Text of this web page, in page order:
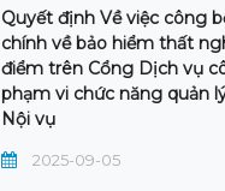
Quyết định Về việc công
chính về bảo hiểm thất
điểm trên Cổng Dịch vụ
phạm vi chức năng quản
Nội vụ
2025-09-05